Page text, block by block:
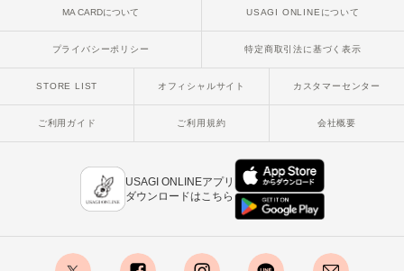
MA CARDについて USAGI ONLINEについて
プライバシーポリシー 特定商取引法に基づく表示
STORE LIST オフィシャルサイト カスタマーセンター
ご利用ガイド ご利用規約 会社概要
USAGI ONLINEアプリ
ダウンロードはこちら